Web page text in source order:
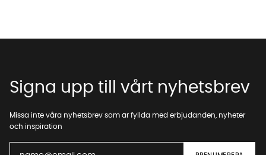
Signa upp till vårt nyhetsbrev
Missa inte våra nyhetsbrev som är fyllda med erbjudanden, nyheter
och inspiration